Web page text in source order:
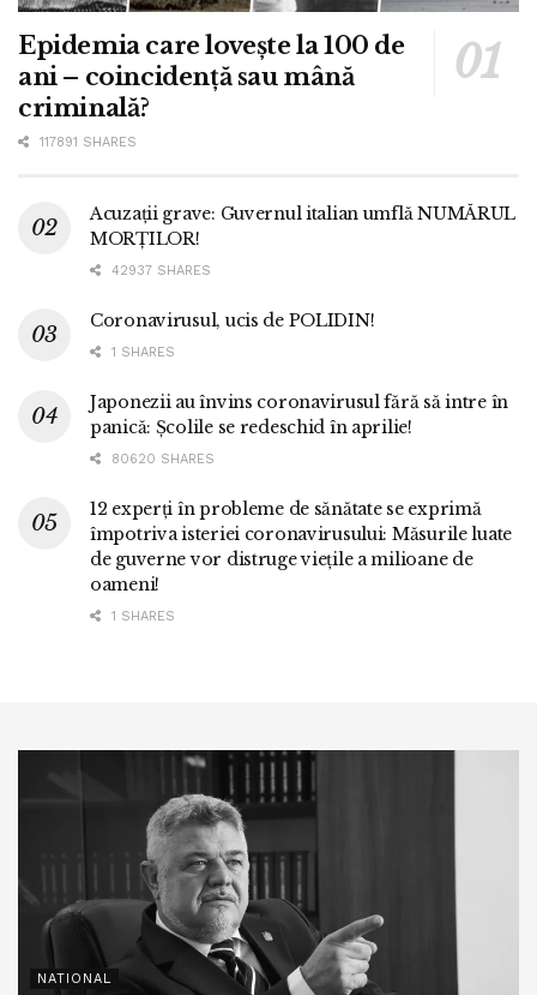
Epidemia care lovește la 100 de
ani – coincidență sau mână
criminală?
117891 SHARES
Acuzații grave: Guvernul italian umflă NUMĂRUL
MORȚILOR!
42937 SHARES
Coronavirusul, ucis de POLIDIN!
1 SHARES
Japonezii au învins coronavirusul fără să intre în
panică: Școlile se redeschid în aprilie!
80620 SHARES
12 experți în probleme de sănătate se exprimă
împotriva isteriei coronavirusului: Măsurile luate
de guverne vor distruge viețile a milioane de
oameni!
1 SHARES
NATIONAL